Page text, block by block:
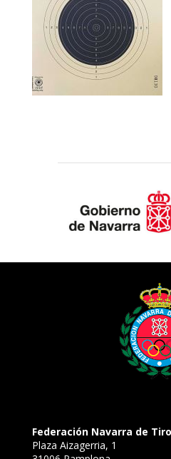
Federación Navarra de
Plaza Aizagerria, 1